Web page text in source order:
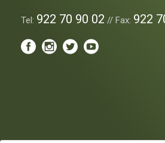
Tel: 922 70 90 02 // Fax: 922